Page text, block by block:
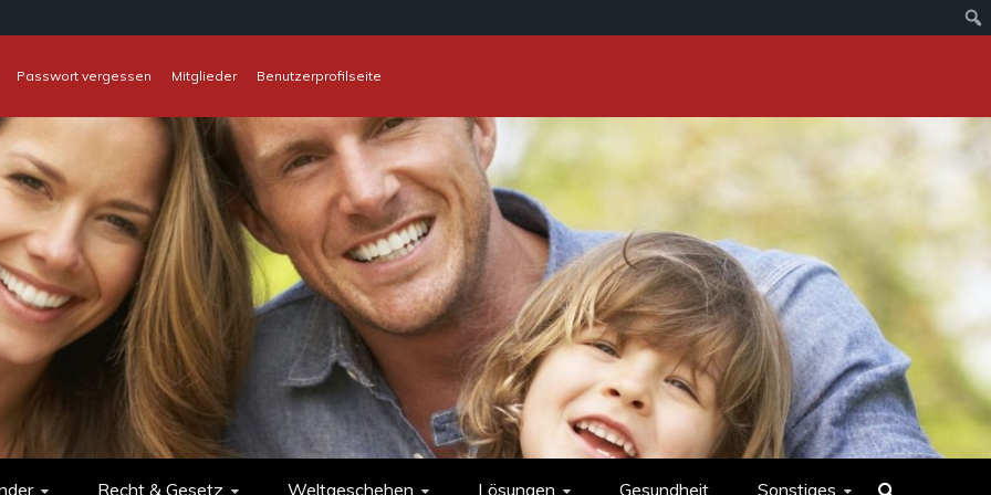
Passwort vergessen Mitglieder
Benutzerprofilseite
Recht & Gesetz Weltgeschehen Lösungen Gesundheit Sonstiges